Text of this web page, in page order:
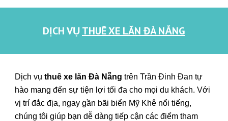
DỊCH VỤTHUÊ XE LĂN ĐÀ NẴNG
Dịch vụthuê xe lăn Đà Nẵng trênTrần Đinh Đan tự
hào mang đến sự tiện lợi tối đa cho mọi du khách. Với
vị trí đắc địa, ngay gần bãi biển Mỹ Khê nổi tiếng,
chúng tôi giúp bạn dễ dàng tiếp cận các điểm tham